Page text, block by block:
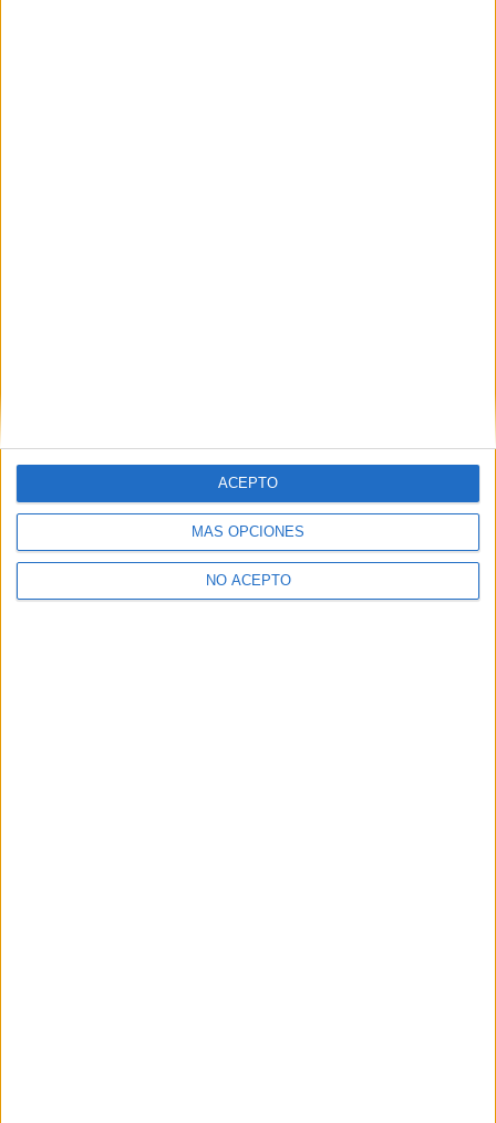
MÁS OPCIONES
NO ACEPTO
ACEPTO
Ver los 60 centros→